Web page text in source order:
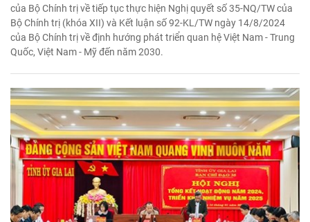
của Bộ Chính trị về tiếp tục thực hiện Nghị quyết số 35-NQ/TW của
Bộ Chính trị (khóa XII) và Kết luận số 92-KL/TW ngày 14/8/2024
của Bộ Chính trị về định hướng phát triển quan hệ Việt Nam - Trung
Quốc, Việt Nam - Mỹ đến năm 2030.